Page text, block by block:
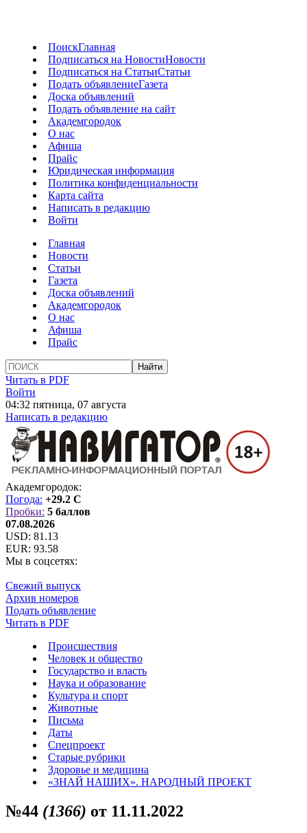
ПоискГлавная
Подписаться на НовостиНовости
Подписаться на СтатьиСтатьи
Подать объявлениеГазета
Доска объявлений
Подать объявление на сайт
Академгородок
О нас
Афиша
Прайс
Юридическая информация
Политика конфиденциальности
Карта сайта
Написать в редакцию
Войти
Главная
Новости
Статьи
Газета
Доска объявлений
Академгородок
О нас
Афиша
Прайс
Читать в PDF
Войти
04:32 пятница, 07 августа
Написать в редакцию
Академгородок:
Погода: +29.2 C
Пробки: 5 баллов
07.08.2026
USD: 81.13
EUR: 93.58
Мы в соцсетях:
Свежий выпуск
Архив номеров
Подать объявление
Читать в PDF
Происшествия
Человек и общество
Государство и власть
Наука и образование
Культура и спорт
Животные
Письма
Даты
Спецпроект
Старые рубрики
Здоровье и медицина
«ЗНАЙ НАШИХ». НАРОДНЫЙ ПРОЕКТ
№44 (1366) от 11.11.2022